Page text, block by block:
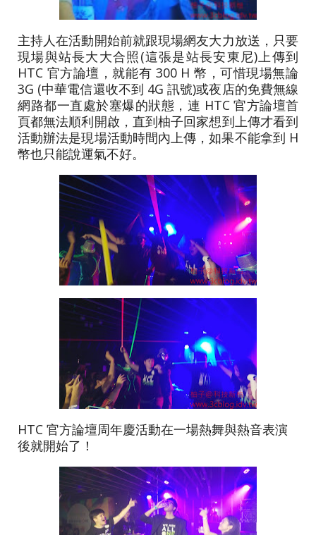
主持人在活動開始前就跟現場網友大力放送，只要
現場與站長大大合照(這張是站長安東尼)上傳到
HTC 官方論壇，就能有 300 H 幣，可惜現場無論
3G (中華電信還收不到 4G 訊號)或夜店的免費無線
網路都一直處於塞爆的狀態，連 HTC 官方論壇首
頁都無法順利開啟，直到柚子回家想到上傳才看到
活動辦法是現場活動時間內上傳，如果不能拿到 H
幣也只能說運氣不好。
HTC 官方論壇周年慶活動在一場熱舞與熱音表演
後就開始了！